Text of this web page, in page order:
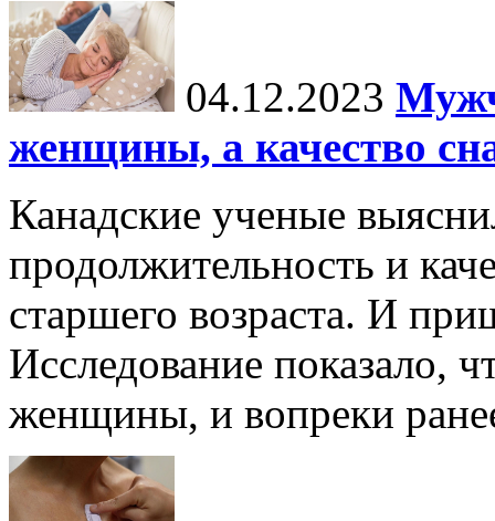
04.12.2023
женщины, а качество
Канадские ученые
продолжительность и
старшего возраста. И
Исследование показало,
женщины, и вопреки